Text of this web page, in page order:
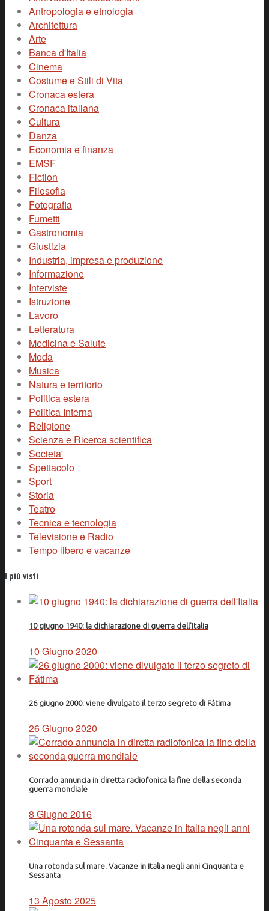
Antropologia e etnologia
Architettura
Arte
Banca d'Italia
Cinema
Costume e Stili di Vita
Cronaca estera
Cronaca italiana
Cultura
Danza
Economia e finanza
EMSF
Fiction
Filosofia
Fotografia
Fumetti
Gastronomia
Giustizia
Industria, impresa e produzione
Informazione
Interviste
Istruzione
Lavoro
Letteratura
Medicina e Salute
Moda
Musica
Natura e territorio
Politica estera
Politica Interna
Religione
Scienza e Ricerca scientifica
Societa'
Spettacolo
Sport
Storia
Teatro
Tecnica e tecnologia
Televisione e Radio
Tempo libero e vacanze
I più visti
10 giugno 1940: la dichiarazione di guerra dell'Italia
10 Giugno 2020
26 giugno 2000: viene divulgato il terzo segreto di Fátima
26 Giugno 2020
Corrado annuncia in diretta radiofonica la fine della seconda
guerra mondiale
8 Giugno 2016
Una rotonda sul mare. Vacanze in Italia negli anni Cinquanta e
Sessanta
13 Agosto 2025